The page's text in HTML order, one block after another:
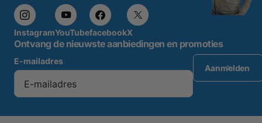
InstagramYouTubefacebookX
Ontvang de nieuwste aanbiedingen en promoties
E-mailadres
Aanmelden